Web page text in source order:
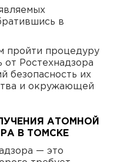
в
пройти процедуру
от Ростехнадзора
безопасность их
и окружающей
АТОМНОЙ
В ТОМСКЕ
— это